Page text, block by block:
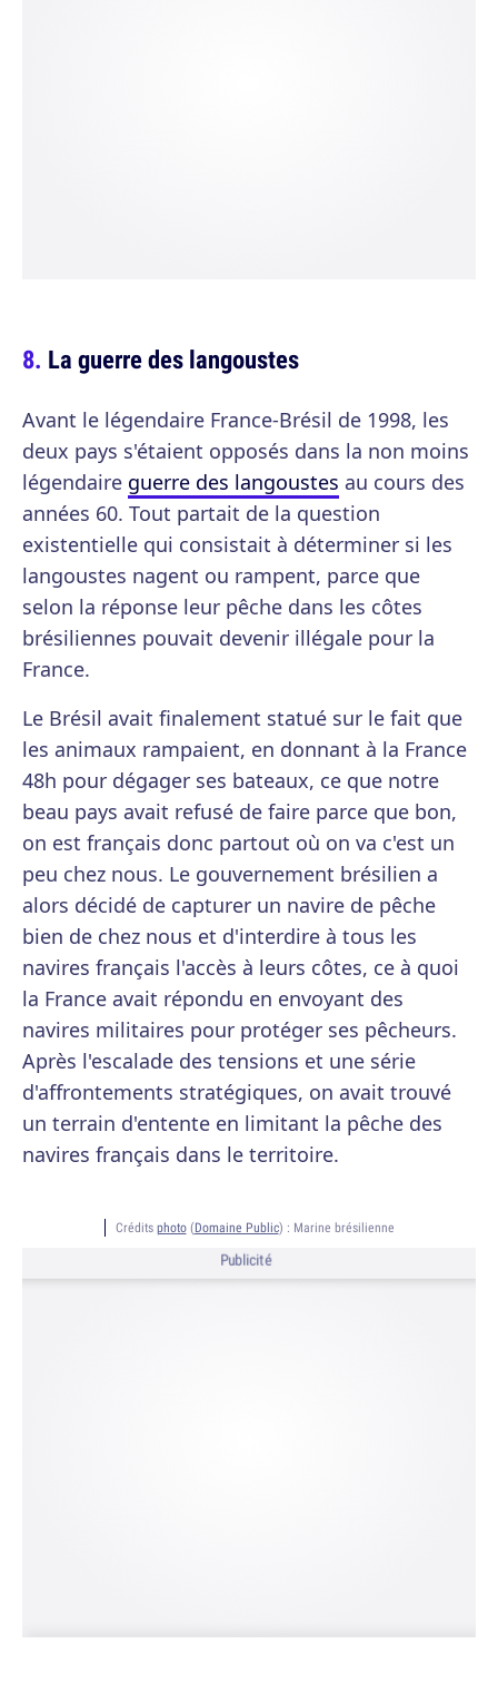
La guerre des langoustes
Avant le légendaire France-Brésil de 1998, les
deux pays s'étaient opposés dans la non moins
légendaire guerre des langoustes au cours des
années 60. Tout partait de la question
existentielle qui consistait à déterminer si les
langoustes nagent ou rampent, parce que
selon la réponse leur pêche dans les côtes
brésiliennes pouvait devenir illégale pour la
France.
Le Brésil avait finalement statué sur le fait que
les animaux rampaient, en donnant à la France
48h pour dégager ses bateaux, ce que notre
beau pays avait refusé de faire parce que bon,
on est français donc partout où on va c'est un
peu chez nous. Le gouvernement brésilien a
alors décidé de capturer un navire de pêche
bien de chez nous et d'interdire à tous les
navires français l'accès à leurs côtes, ce à quoi
la France avait répondu en envoyant des
navires militaires pour protéger ses pêcheurs.
Après l'escalade des tensions et une série
d'affrontements stratégiques, on avait trouvé
un terrain d'entente en limitant la pêche des
navires français dans le territoire.
Crédits photo(Domaine Public) : Marine brésilienne
Publicité